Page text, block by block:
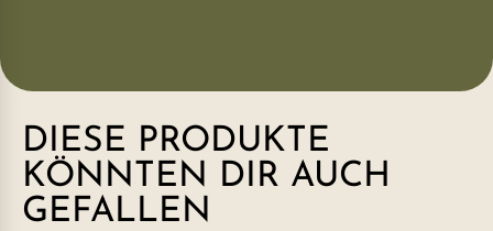
DIESE PRODUKTE
KÖNNTEN DIR AUCH
GEFALLEN